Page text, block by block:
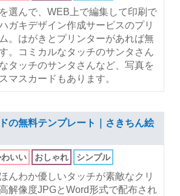
選んで、WEB上で編集して印刷で
ガキデザイン作成サービスのプリ
。はがきとプリンターがあれば無
。コミカルなタッチのサンタさん
タッチのサンタさんなど、写真を
マスカードもあります。
の無料テンプレート｜さきちん絵
いい おしゃれ シンプル
んわか優しいタッチが素敵なクリ
解像度JPGとWord形式で配布され